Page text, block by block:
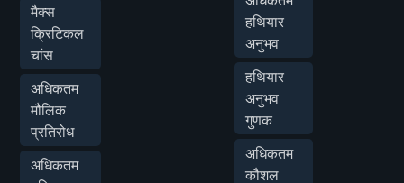
मैक्स
क्रिटिकल
चांस
अधिकतम
मौलिक
प्रतिरोध
अधिकतम
हथियार
अनुभव
हथियार
अनुभव
गुणक
अधिकतम
कौशल